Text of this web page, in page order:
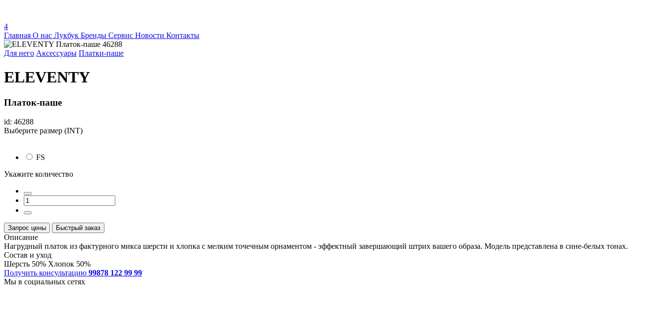
4
Главная О нас Лукбук Бренды Сервис Новости Контакты
Для него Аксессуары Платки-паше
ELEVENTY
Платок-паше
id: 46288
Выберите размер (INT)
FS
Укажите количество
Запрос цены Быстрый заказ
Описание
Нагрудный платок из фактурного микса шерсти и хлопка с мелким точечным орнаментом - эффектный завершающий штрих вашего образа. Модель представлена в сине-белых тонах.
Состав и уход
Шерсть 50% Хлопок 50%
Получить консультацию 99878 122 99 99
Мы в социальных сетях